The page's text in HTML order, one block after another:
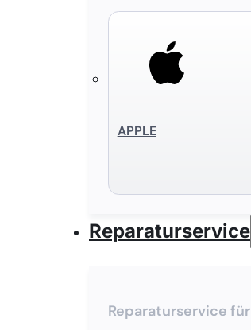
APPLE
Reparaturservice
Reparaturservice für